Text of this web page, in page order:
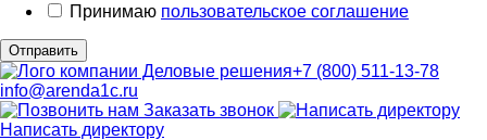
Принимаю пользовательское соглашение
Отправить
+7 (800) 511-13-78
info@arenda1c.ru
Заказать звонок
Написать директору